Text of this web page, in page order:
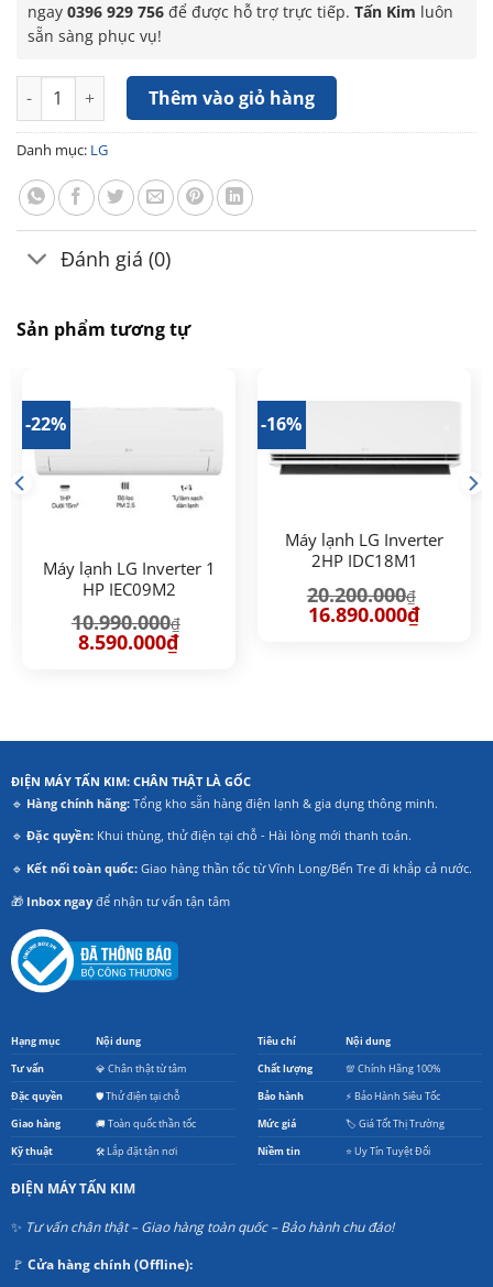
ngay 0396 929 756 để được hỗ trợ trực tiếp. Tấn Kim luôn
sẵn sàng phục vụ!
Điều hòa Inverter LG 9.000BTU 1 chiều IEC09G1 số lượng
Thêm vào giỏ hàng
Danh mục: LG
Đánh giá (0)
Sản phẩm tương tự
-22%
Máy lạnh LG Inverter 1
HP IEC09M2
10.990.000₫
Giá
gốc
8.590.000₫Giá
-16%
Máy lạnh LG Inverter
2HP IDC18M1
20.200.000₫
Giá
gốc
16.890.000₫Giá
ĐIỆN MÁY TẤN KIM: CHÂN THẬT LÀ GỐC
🔹 Hàng chính hãng:Tổng kho sẵn hàng điện lạnh & gia dụng thông minh.
🔹 Đặc quyền:Khui thùng, thử điện tại chỗ - Hài lòng mới thanh toán.
🔹 Kết nối toàn quốc:Giao hàng thần tốc từ Vĩnh Long/Bến Tre đi khắp cả nước.
🎁 Inbox ngayđể nhận tư vấn tận tâm
Hạng mục Nội dung
Tư vấn 💎 Chân thật từ tâm
Đặc quyền 🛡️ Thử điện tại chỗ
Giao hàng 🚚 Toàn quốc thần tốc
Kỹ thuật 🛠️ Lắp đặt tận nơi
Tiêu chí Nội dung
Chất lượng 💯 Chính Hãng 100%
Bảo hành ⚡ Bảo Hành Siêu Tốc
Mức giá 🏷️ Giá Tốt Thị Trường
Niềm tin ⭐ Uy Tín Tuyệt Đối
ĐIỆN MÁY TẤN KIM
✨ Tư vấn chân thật – Giao hàng toàn quốc – Bảo hành chu đáo!
🚩 Cửa hàng chính (Offline):